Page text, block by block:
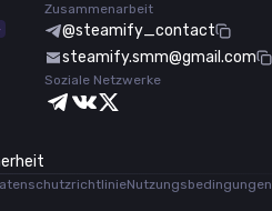
Zusammenarbeit
@steamify_contact
steamify.smm@gmail.com
Soziale Netzwerke
Nutzungsbedingungen